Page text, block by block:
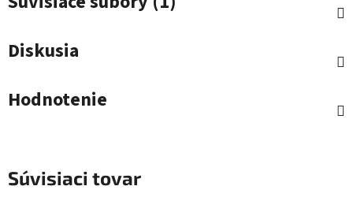
Diskusia
Hodnotenie
Súvisiaci tovar